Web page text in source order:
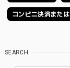
コンビニ決済また
SEARCH